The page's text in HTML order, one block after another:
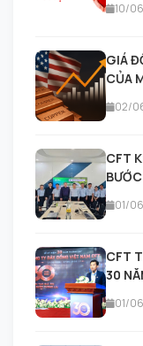
10/
GIÁ
CỦA
02/
CFT
01/
CFT
30
01/